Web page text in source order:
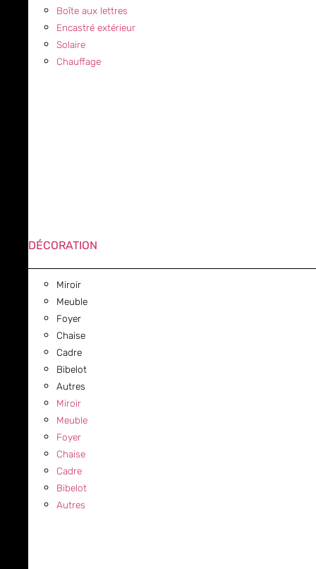
Boîte aux lettres
Encastré extérieur
Solaire
Chauffage
DÉCORATION
Miroir
Meuble
Foyer
Chaise
Cadre
Bibelot
Autres
Miroir
Meuble
Foyer
Chaise
Cadre
Bibelot
Autres